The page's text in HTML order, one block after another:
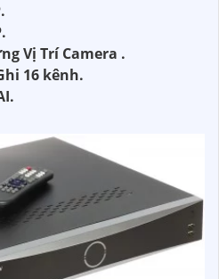
Vị Trí Camera .
16 kênh.